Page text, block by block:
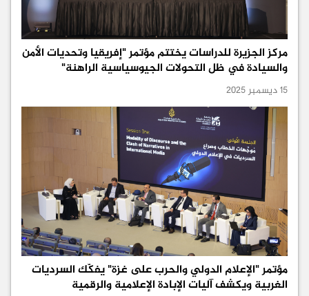
مركز الجزيرة للدراسات يختتم مؤتمر "إفريقيا وتحديات الأمن
والسيادة في ظل التحولات الجيوسياسية الراهنة"
15 ديسمبر 2025
مؤتمر "الإعلام الدولي والحرب على غزة" يفكّك السرديات
الغربية ويكشف آليات الإبادة الإعلامية والرقمية